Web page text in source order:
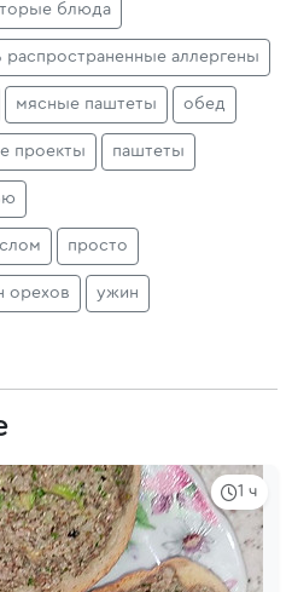
блюда
распространенные аллергены
мясные паштеты обед
проекты паштеты
просто
орехов ужин
1 ч